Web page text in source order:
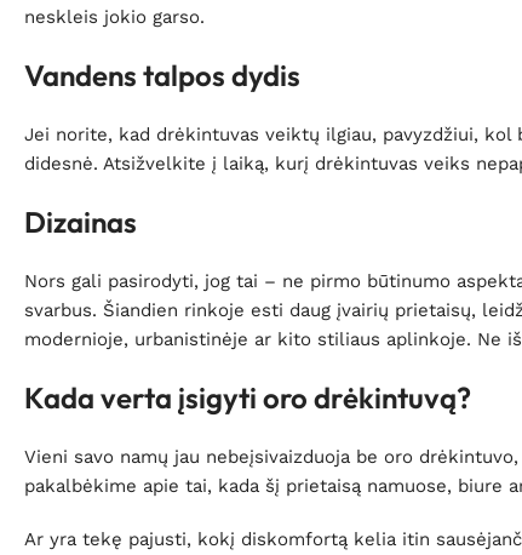
neskleis jokio garso.
Vandens talpos dydis
Jei norite, kad drėkintuvas veiktų ilgiau, pavyzdžiui,
didesnė. Atsižvelkite į laiką, kurį drėkintuvas veiks
Dizainas
Nors gali pasirodyti, jog tai – ne pirmo būtinumo
svarbus. Šiandien rinkoje esti daug įvairių prietaisų,
modernioje, urbanistinėje ar kito stiliaus aplinkoje. Ne
Kada verta įsigyti oro drėkintuvą?
Vieni savo namų jau nebeįsivaizduoja be oro
pakalbėkime apie tai, kada šį prietaisą namuose, biure
Ar yra tekę pajusti, kokį diskomfortą kelia itin